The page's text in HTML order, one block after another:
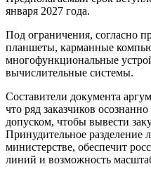
января 2027 года.
Под ограничения, согласно
планшеты, карманные
многофункциональные
вычислительные системы.
Составители документа
что ряд заказчиков
допуском, чтобы вывести
Принудительное разделение
министерстве, обеспечит
линий и возможность